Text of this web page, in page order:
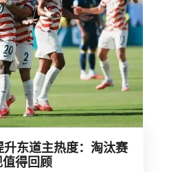
东道主热度：淘汰赛
得回顾